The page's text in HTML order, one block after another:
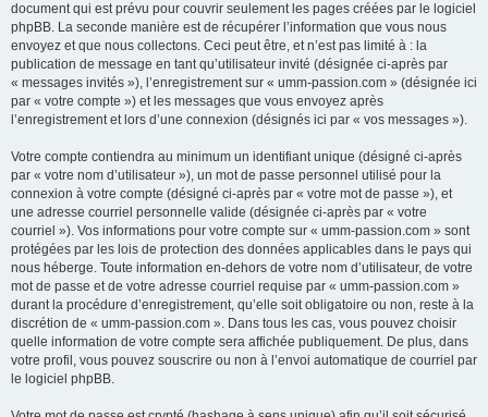
document qui est prévu pour couvrir seulement les pages créées par le logiciel
phpBB. La seconde manière est de récupérer l’information que vous nous
envoyez et que nous collectons. Ceci peut être, et n’est pas limité à : la
publication de message en tant qu’utilisateur invité (désignée ci-après par
« messages invités »), l’enregistrement sur « umm-passion.com » (désignée ici
par « votre compte ») et les messages que vous envoyez après
l’enregistrement et lors d’une connexion (désignés ici par « vos messages »).
Votre compte contiendra au minimum un identifiant unique (désigné ci-après
par « votre nom d’utilisateur »), un mot de passe personnel utilisé pour la
connexion à votre compte (désigné ci-après par « votre mot de passe »), et
une adresse courriel personnelle valide (désignée ci-après par « votre
courriel »). Vos informations pour votre compte sur « umm-passion.com » sont
protégées par les lois de protection des données applicables dans le pays qui
nous héberge. Toute information en-dehors de votre nom d’utilisateur, de votre
mot de passe et de votre adresse courriel requise par « umm-passion.com »
durant la procédure d’enregistrement, qu’elle soit obligatoire ou non, reste à la
discrétion de « umm-passion.com ». Dans tous les cas, vous pouvez choisir
quelle information de votre compte sera affichée publiquement. De plus, dans
votre profil, vous pouvez souscrire ou non à l’envoi automatique de courriel par
le logiciel phpBB.